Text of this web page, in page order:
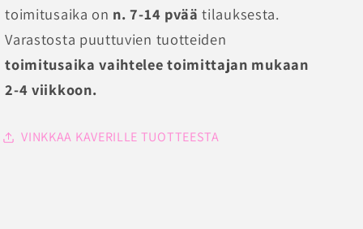
toimitusaika on n. 7-14 pvää tilauksesta.
Varastosta puuttuvien tuotteiden
toimitusaika vaihtelee toimittajan mukaan
2-4 viikkoon.
VINKKAA KAVERILLE TUOTTEESTA